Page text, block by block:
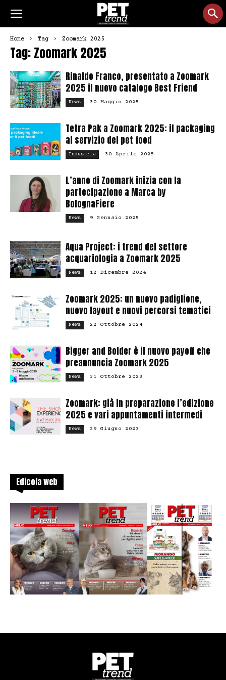
Home Tag Zoomark 2025
Tag: Zoomark 2025
Rinaldo Franco, presentato a Zoomark
2025 il nuovo catalogo Best Friend
News 30 Maggio 2025
Tetra Pak a Zoomark 2025: il packaging
al servizio del pet food
Industria 30 Aprile 2025
L’anno di Zoomark inizia con la
partecipazione a Marca by
BolognaFiere
News 9 Gennaio 2025
Aqua Project: i trend del settore
acquariologia a Zoomark 2025
News 12 Dicembre 2024
Zoomark 2025: un nuovo padiglione,
nuovo layout e nuovi percorsi tematici
News 22 Ottobre 2024
Bigger and Bolder è il nuovo payoff che
preannuncia Zoomark 2025
News 31 Ottobre 2023
Zoomark: già in preparazione l’edizione
2025 e vari appuntamenti intermedi
News 29 Giugno 2023
Edicola web